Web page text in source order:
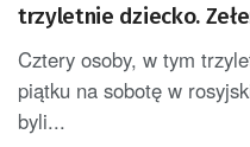
trzyletnie dziecko.
Cztery osoby, w tym
piątku na sobotę w
byli...